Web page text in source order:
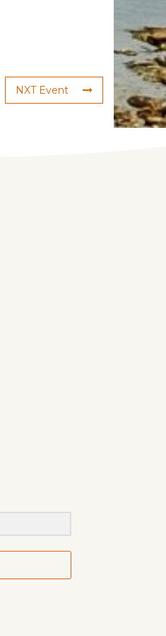
NXT Event